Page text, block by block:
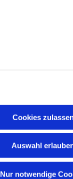
Cookies
Auswahl
Nur notwendige